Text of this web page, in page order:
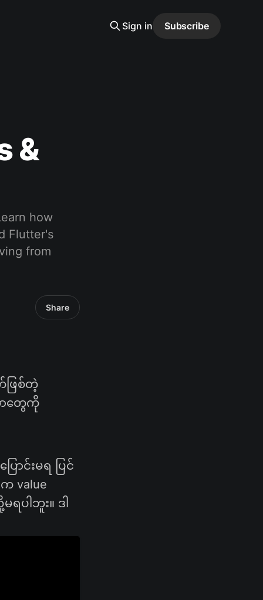
Sign in Subscribe
&
how
Flutter's
from
Share
ဖြစ်တဲ့
ာတွေကို
ာင်းမရ​ ပြင်
value
ါဘူး။ ဒါ